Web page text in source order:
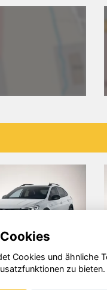
Kamiq
Cookies und ähnliche
zu bieten.